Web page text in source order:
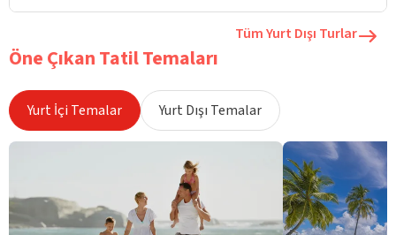
Tüm Yurt Dışı Turlar
Öne Çıkan Tatil Temaları
Yurt İçi Temalar Yurt Dışı Temalar